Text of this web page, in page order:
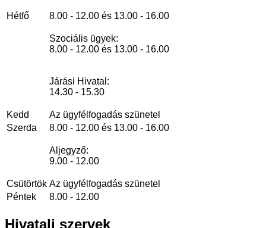
Hétfő 8.00 - 12.00 és 13.00 - 16.00
Szociális ügyek:
8.00 - 12.00 és 13.00 - 16.00
Járási Hivatal:
14.30 - 15.30
Kedd
Az ügyfélfogadás szünetel
Szerda
8.00 - 12.00 és 13.00 - 16.00
Aljegyző:
9.00 - 12.00
Csütörtök Az ügyfélfogadás szünetel
Péntek
8.00 - 12.00
Hivatali szervek